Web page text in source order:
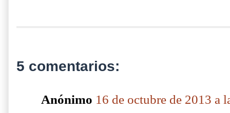
5 comentarios:
Anónimo 16 de octubre de 2013 a